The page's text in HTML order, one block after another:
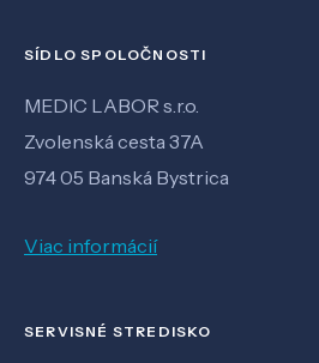
SÍDLO SPOLOČNOSTI
MEDIC LABOR s.r.o.
Zvolenská cesta 37A
974 05 Banská Bystrica
Viac informácií
SERVISNÉ STREDISKO